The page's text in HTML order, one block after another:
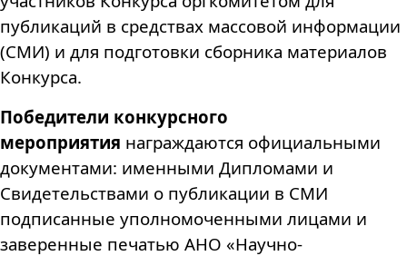
публикаций в средствах массовой информации
(СМИ) и для подготовки сборника материалов
Конкурса.
Победители конкурсного
мероприятия награждаются официальными
документами: именными Дипломами и
Свидетельствами о публикации в СМИ
подписанные уполномоченными лицами и
заверенные печатью АНО «Научно-